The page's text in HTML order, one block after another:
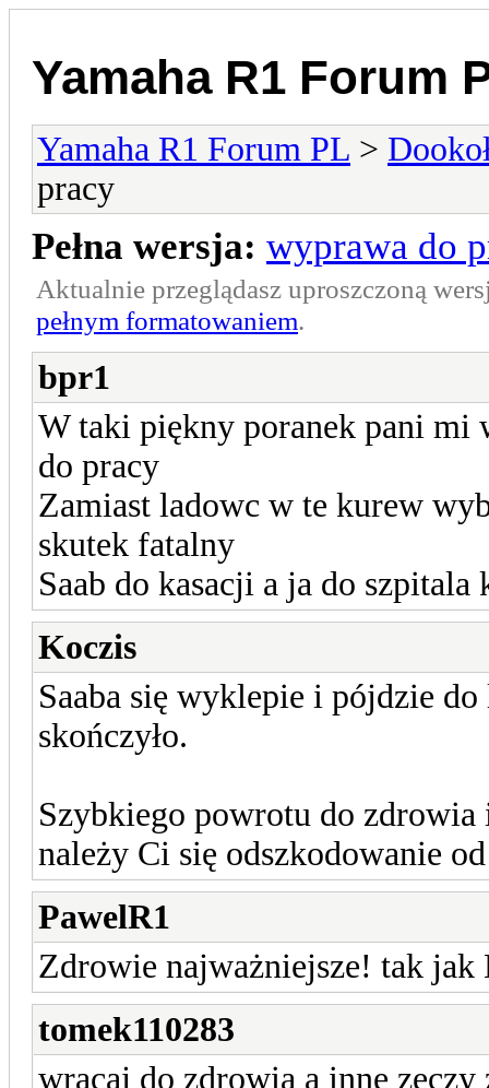
Yamaha R1 Forum
Yamaha R1 Forum PL >
pracy
Pełna wersja: wyprawa do
Aktualnie przeglądasz uproszczoną
pełnym formatowaniem.
bpr1
W taki piękny poranek pani mi
do pracy
Zamiast ladowc w te kurew
skutek fatalny
Saab do kasacji a ja do szpitala
Koczis
Saaba się wyklepie i pójdzie
skończyło.
Szybkiego powrotu do
należy Ci się odszkodowanie
PawelR1
Zdrowie najważniejsze! tak
tomek110283
wracaj do zdrowia a inne